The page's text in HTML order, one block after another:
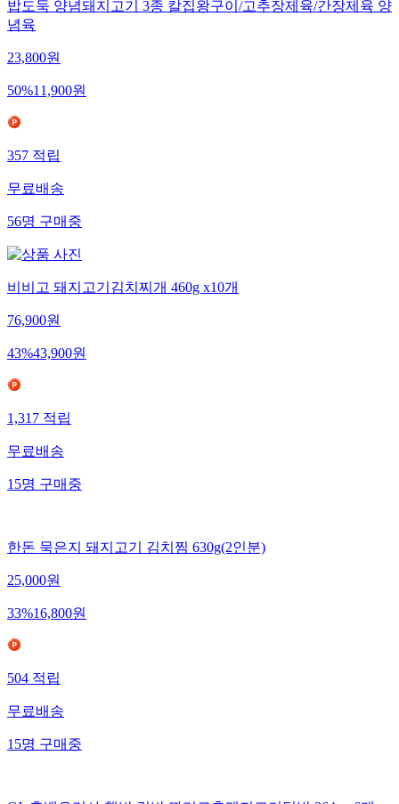
밥도둑 양념돼지고기 3종 칼집왕구이/고추장제육/간장제육 양
념육
23,800원
50%11,900원
357적립
무료배송
56명구매중
비비고 돼지고기김치찌개 460g x10개
76,900원
43%43,900원
1,317적립
무료배송
15명구매중
한돈 묵은지 돼지고기 김치찜 630g(2인분)
25,000원
33%16,800원
504적립
무료배송
15명구매중